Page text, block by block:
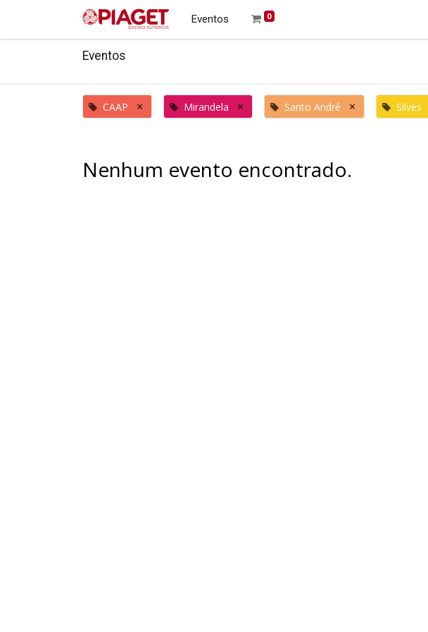
Eventos 0
Eventos
CAAP × Mirandela × Santo André × Silves
Nenhum evento encontrado.